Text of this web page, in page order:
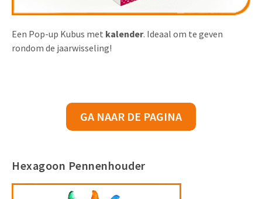
Een Pop-up Kubus met kalender. Ideaal om te geven
rondom de jaarwisseling!
GA NAAR DE PAGINA
Hexagoon Pennenhouder